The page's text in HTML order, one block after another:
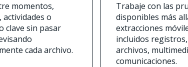
momentos,
o
clave sin pasar
cada archivo.
Trabaje con las
disponibles más
extracciones
incluidos registros,
archivos,
comunicaciones.